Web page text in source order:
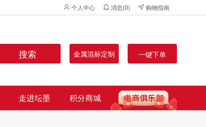
个人中心 消息(0) 购物指南
搜索 金属混标定制 一键下单
走进坛墨 积分商城